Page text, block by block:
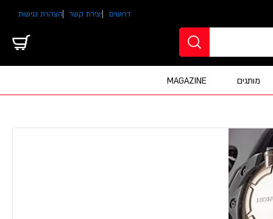
דרושים יצירת קשר הצהרת נגישות
מותגים MAGAZINE